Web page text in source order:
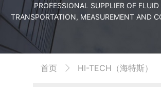
PROFESSIONAL SUPPLIER OF FLUID
TRANSPORTATION, MEASUREMENT AND
首页  HI-TECH（海特斯）